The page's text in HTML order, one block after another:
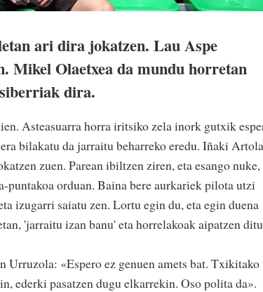
ari dira jokatzen. Lau Aspe
Mikel Olaetxea da mundu horretan
dira.
Asteasuarra horra iritsiko zela inork gutxik
bilakatu da jarraitu beharreko eredu. Iñaki
zuen. Parean ibiltzen ziren, eta esango nuke,
puntakoa orduan. Baina bere aurkariek pilota utzi
izugarri saiatu zen. Lortu egin du, eta egin duena
'jarraitu izan banu' eta horrelakoak aipatzen
Urruzola: «Espero ez genuen amets bat. Txikitako
ederki pasatzen dugu elkarrekin. Oso polita da».